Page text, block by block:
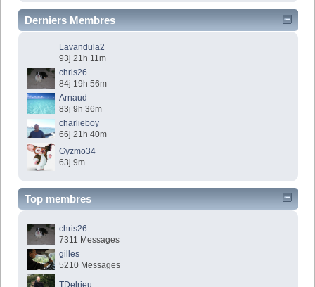
Derniers Membres
Lavandula2
93j 21h 11m
chris26
84j 19h 56m
Arnaud
83j 9h 36m
charlieboy
66j 21h 40m
Gyzmo34
63j 9m
Top membres
chris26
7311 Messages
gilles
5210 Messages
TDelrieu